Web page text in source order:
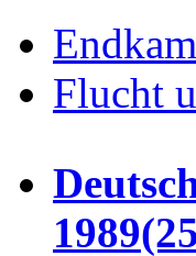
Flucht
1989